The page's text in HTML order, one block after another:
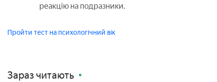
реакцію на подразники.
Пройти тест на психологічний вік
Зараз читають